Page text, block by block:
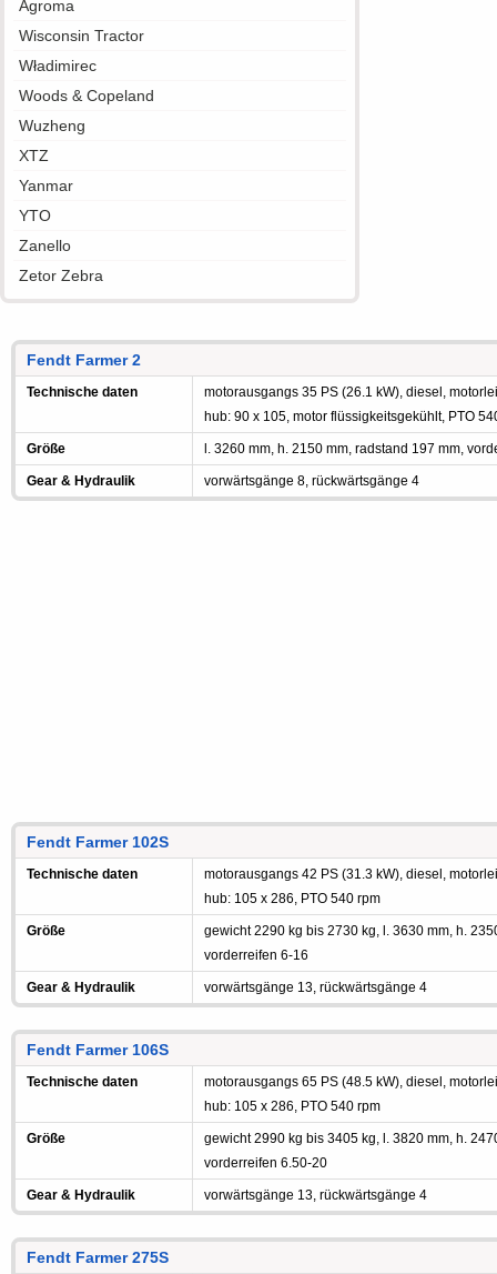
Agroma
Wisconsin Tractor
Władimirec
Woods & Copeland
Wuzheng
XTZ
Yanmar
YTO
Zanello
Zetor Zebra
Fendt Farmer 2
Technische daten
motorausgangs 35 PS (26.1 kW), diesel,
hub: 90 x 105, motor flüssigkeitsgekühlt, PTO
Größe l. 3260 mm, h. 2150 mm, radstand 197 mm,
Gear & Hydraulik vorwärtsgänge 8, rückwärtsgänge 4
Fendt Farmer 102S
Technische daten
motorausgangs 42 PS (31.3 kW), diesel,
hub: 105 x 286, PTO 540 rpm
Größe
gewicht 2290 kg bis 2730 kg, l. 3630 mm, h.
vorderreifen 6-16
Gear & Hydraulik vorwärtsgänge 13, rückwärtsgänge 4
Fendt Farmer 106S
Technische daten
motorausgangs 65 PS (48.5 kW), diesel,
hub: 105 x 286, PTO 540 rpm
Größe
gewicht 2990 kg bis 3405 kg, l. 3820 mm, h.
vorderreifen 6.50-20
Gear & Hydraulik vorwärtsgänge 13, rückwärtsgänge 4
Fendt Farmer 275S